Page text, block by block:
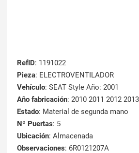
RefID: 1191022
Pieza: ELECTROVENTILADOR
Vehículo: SEAT Style Año: 2001
Año fabricación: 2010 2011 2012
Estado: Material de segunda mano
Nº Puertas: 5
Ubicación: Almacenada
Observaciones: 6R0121207A